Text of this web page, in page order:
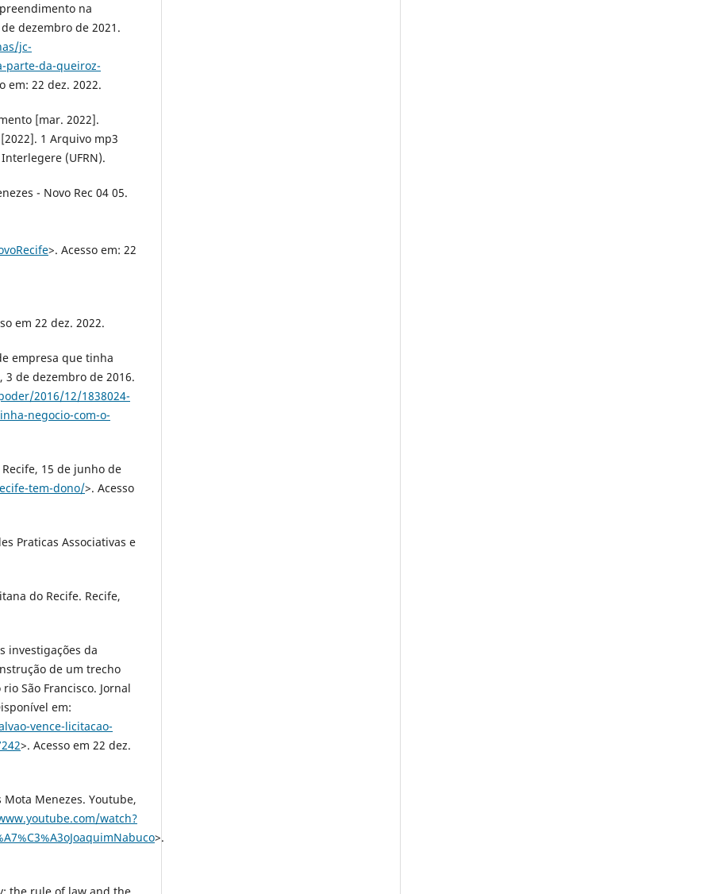
na
de dezembro de 2021.
jc-
parte-da-queiroz-
em: 22 dez. 2022.
[mar. 2022].
1 Arquivo mp3
(UFRN).
- Novo Rec 04 05.
>. Acesso em: 22
em 22 dez. 2022.
empresa que tinha
3 de dezembro de 2016.
2016/12/1838024-
negocio-com-o-
15 de junho de
tem-dono/>. Acesso
Praticas Associativas e
do Recife. Recife,
investigações da
de um trecho
São Francisco. Jornal
em:
vence-licitacao-
>. Acesso em 22 dez.
Mota Menezes. Youtube,
watch?
>.